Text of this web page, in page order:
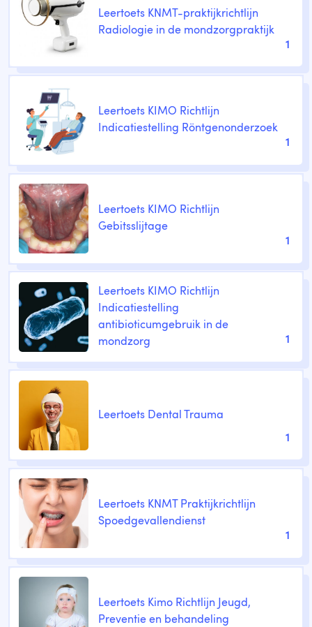
Leertoets KNMT-praktijkrichtlijn
Radiologie in de mondzorgpraktijk
1
Leertoets KIMO Richtlijn
Indicatiestelling Röntgenonderzoek
1
Leertoets KIMO Richtlijn
Gebitsslijtage
1
Leertoets KIMO Richtlijn
Indicatiestelling
antibioticumgebruik in de
mondzorg
1
Leertoets Dental Trauma
1
Leertoets KNMT Praktijkrichtlijn
Spoedgevallendienst
1
Leertoets Kimo Richtlijn Jeugd,
Preventie en behandeling